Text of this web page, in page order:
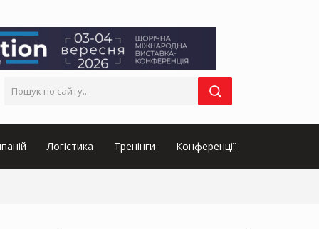
Логістика Тренінги Конференції